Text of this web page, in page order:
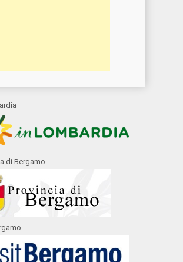
di Bergamo